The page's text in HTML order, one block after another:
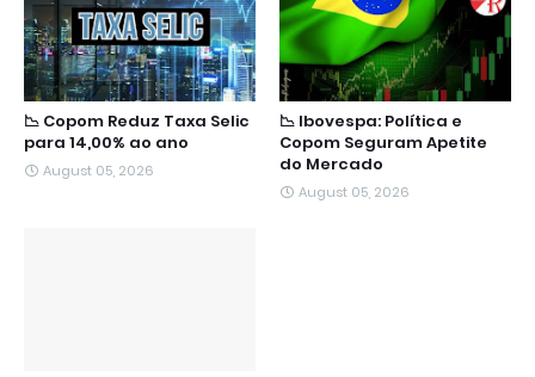
📉 Copom Reduz Taxa Selic
para 14,00% ao ano
August 05, 2026
📉 Ibovespa: Política e
Copom Seguram Apetite
do Mercado
August 05, 2026